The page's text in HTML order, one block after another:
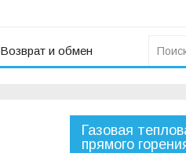
Возврат и обмен
Газовая
прямого